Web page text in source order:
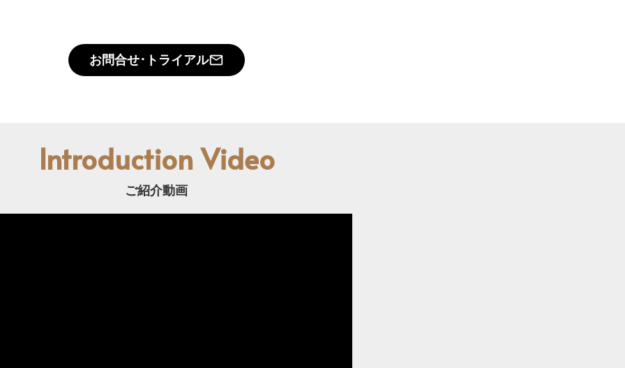
お問合せ･トライアルmail_outline
Introduction Video
ご紹介動画